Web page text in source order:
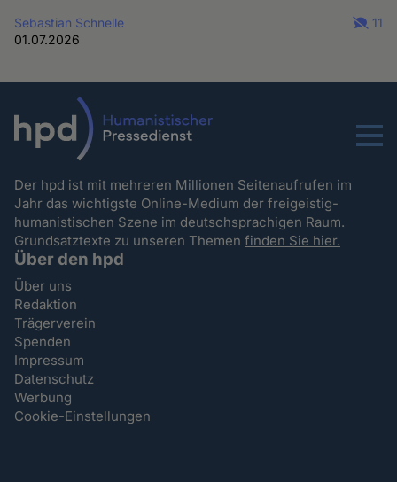
Sebastian Schnelle
01.07.2026
11
Menu
Der hpd ist mit mehreren Millionen Seitenaufrufen im
Jahr das wichtigste Online-Medium der freigeistig-
humanistischen Szene im deutschsprachigen Raum.
Grundsatztexte zu unseren Themenfinden Sie hier.
Über den hpd
Über uns
Redaktion
Trägerverein
Spenden
Impressum
Datenschutz
Werbung
Cookie-Einstellungen